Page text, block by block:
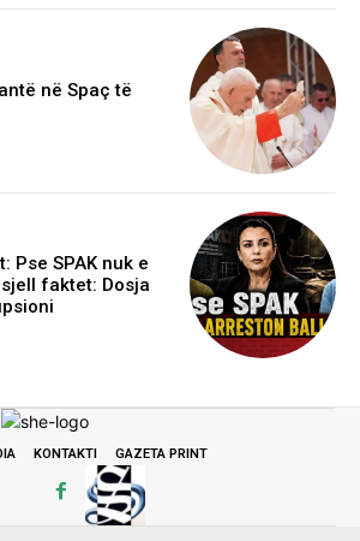
në Spaç të
Pse SPAK nuk e
faktet: Dosja
KONTAKTI GAZETA PRINT